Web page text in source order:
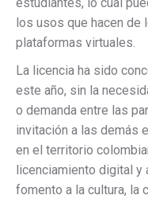
los usos que hacen
plataformas virtuales.
La licencia ha sido
este año, sin la
o demanda entre las
invitación a las demás
en el territorio
licenciamiento digital y
fomento a la cultura, la